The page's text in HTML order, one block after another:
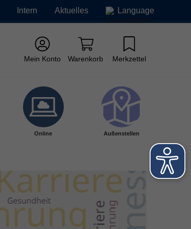
Intern Aktuelles Language
Mein Konto Warenkorb Merkzettel
Online Außenstellen